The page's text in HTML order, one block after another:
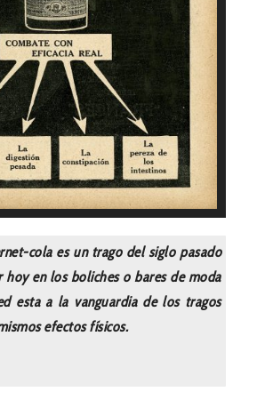
cola es un trago del siglo pasado
en los boliches o bares de moda
esta a la vanguardia de los tragos
efectos físicos.